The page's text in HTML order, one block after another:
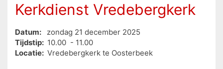
Kerkdienst Vredebergkerk
Datum:
zondag 21 december 2025
Tijdstip: 10.00 - 11.00
Locatie: Vredebergkerk te Oosterbeek